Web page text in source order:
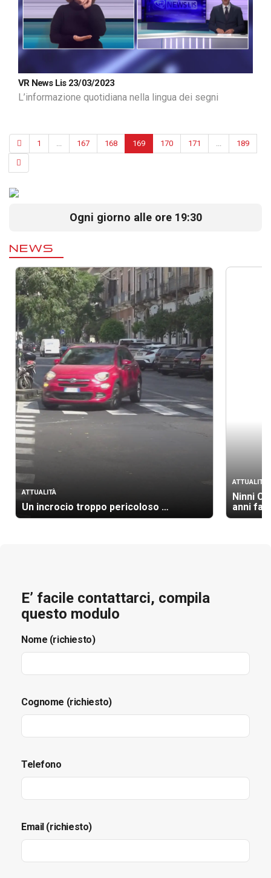
VR News Lis 23/03/2023
L’informazione quotidiana nella lingua dei segni
1 167 168 169 170 171 189
Ogni giorno alle ore 19:30
NEWS
ATTUALITÀ
Un incrocio troppo pericoloso …
ATTUALITÀ
Ninni
anni fa
E’ facile contattarci, compila
questo modulo
Nome (richiesto)
Cognome (richiesto)
Telefono
Email (richiesto)